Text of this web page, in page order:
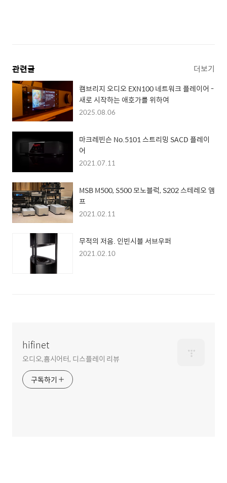
관련글 더보기
캠브리지 오디오 EXN100 네트워크 플레이어 -
새로 시작하는 애호가를 위하여
2025.08.06
마크레빈슨 No.5101 스트리밍 SACD 플레이
어
2021.07.11
MSB M500, S500 모노블럭, S202 스테레오 앰
프
2021.02.11
무적의 저음. 인빈시블 서브우퍼
2021.02.10
hifinet
오디오,홈시어터, 디스플레이 리뷰
구독하기